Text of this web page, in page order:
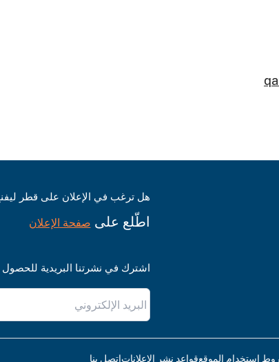
هل ترغب في الإعلان على قطر
اطّلع على صفحة الإعلان
اشترك في نشرتنا البريدية
استخدام الموقعقواعد نشر الإعلاناتاتصل بنا